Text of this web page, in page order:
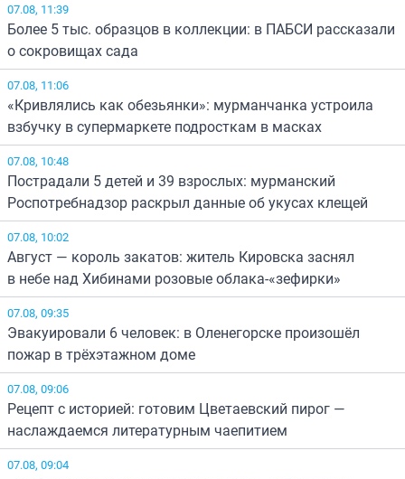
07.08, 11:39
Более 5 тыс. образцов в коллекции: в ПАБСИ рассказали
о сокровищах сада
07.08, 11:06
«Кривлялись как обезьянки»: мурманчанка устроила
взбучку в супермаркете подросткам в масках
07.08, 10:48
Пострадали 5 детей и 39 взрослых: мурманский
Роспотребнадзор раскрыл данные об укусах клещей
07.08, 10:02
Август — король закатов: житель Кировска заснял
в небе над Хибинами розовые облака-«зефирки»
07.08, 09:35
Эвакуировали 6 человек: в Оленегорске произошёл
пожар в трёхэтажном доме
07.08, 09:06
Рецепт с историей: готовим Цветаевский пирог —
наслаждаемся литературным чаепитием
07.08, 09:04